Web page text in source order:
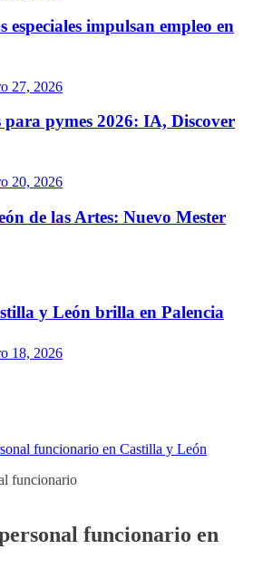
especiales impulsan empleo en
27, 2026
para pymes 2026: IA, Discover
20, 2026
de las Artes: Nuevo Mester
y León brilla en Palencia
18, 2026
funcionario en Castilla y León
funcionario en